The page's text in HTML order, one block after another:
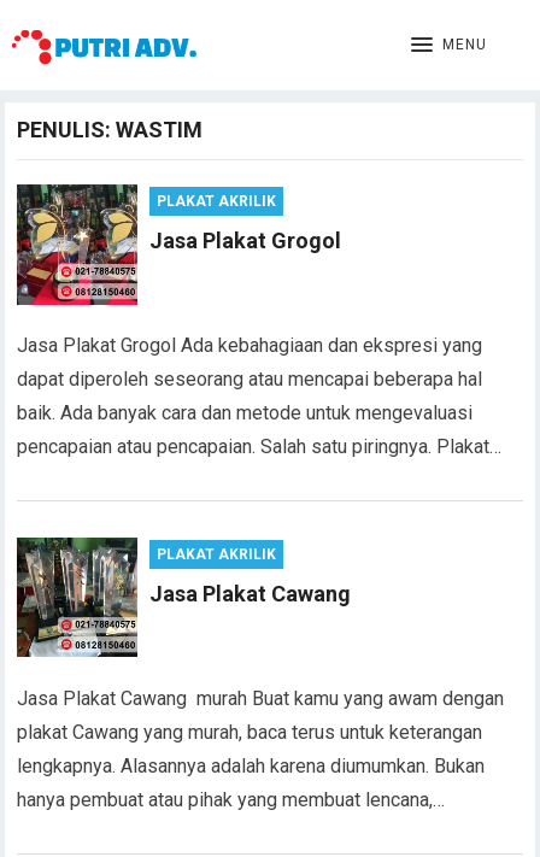
MENU
PENULIS:WASTIM
PLAKAT AKRILIK
Jasa Plakat Grogol
Jasa Plakat Grogol Ada kebahagiaan dan ekspresi yang
dapat diperoleh seseorang atau mencapai beberapa hal
baik. Ada banyak cara dan metode untuk mengevaluasi
pencapaian atau pencapaian. Salah satu piringnya. Plakat…
PLAKAT AKRILIK
Jasa Plakat Cawang
Jasa Plakat Cawang murah Buat kamu yang awam dengan
plakat Cawang yang murah, baca terus untuk keterangan
lengkapnya. Alasannya adalah karena diumumkan. Bukan
hanya pembuat atau pihak yang membuat lencana,…